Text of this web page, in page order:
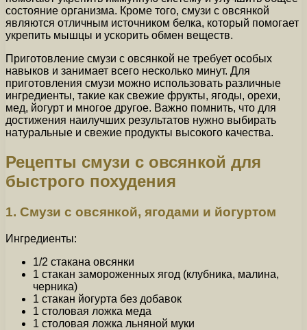
состояние организма. Кроме того, смузи с овсянкой
являются отличным источником белка, который помогает
укрепить мышцы и ускорить обмен веществ.
Приготовление смузи с овсянкой не требует особых
навыков и занимает всего несколько минут. Для
приготовления смузи можно использовать различные
ингредиенты, такие как свежие фрукты, ягоды, орехи,
мед, йогурт и многое другое. Важно помнить, что для
достижения наилучших результатов нужно выбирать
натуральные и свежие продукты высокого качества.
Рецепты смузи с овсянкой для
быстрого похудения
1. Смузи с овсянкой, ягодами и йогуртом
Ингредиенты:
1/2 стакана овсянки
1 стакан замороженных ягод (клубника, малина,
черника)
1 стакан йогурта без добавок
1 столовая ложка меда
1 столовая ложка льняной муки